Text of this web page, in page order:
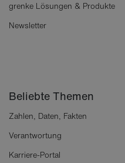
grenke Lösungen & Produkte
Newsletter
Beliebte Themen
Zahlen, Daten, Fakten
Verantwortung
Karriere-Portal